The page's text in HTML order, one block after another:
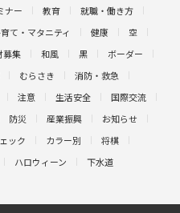
ナー 教育 就職・働き方
て・マタニティ 健康 空
募集 和風 黒 ボーダー
むらさき 消防・救急
注意 生活安全 国際交流
防災 産業振興 お知らせ
ック カラー別 将棋
ハロウィーン 下水道